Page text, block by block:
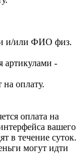
и/или ФИО физ.
артикулами -
оплату.
оплата на
вашего
в течение суток.
могут идти